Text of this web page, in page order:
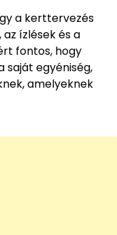
a kerttervezés
ízlések és a
fontos, hogy
saját egyéniség,
amelyeknek